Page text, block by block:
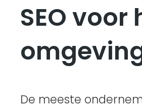
SEO voor
De meeste